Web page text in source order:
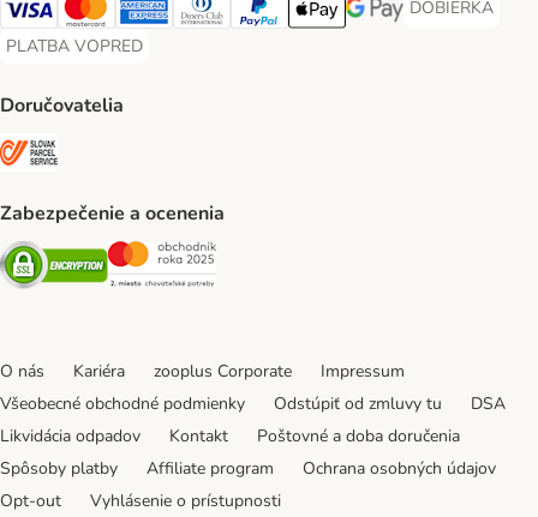
Visa Payment Method
Mastercard Payment Method
American Express Payment Method
Diners Club Payment Method
PayPal Payment Method
Apple Pay Payment Method
Google Pay Payment
DOBIERKA
DOBIERKA
PLATBA VOPRED
PLATBA VOPRED Payment Method
Doručovatelia
Zabezpečenie a ocenenia
Security Security
O nás Kariéra zooplus Corporate
Impressum
Všeobecné obchodné podmienky
Odstúpiť od zmluvy tu
DSA
Likvidácia odpadov
Kontakt
Poštovné a doba doručenia
Spôsoby platby
Affiliate program
Ochrana osobných údajov
Opt-out
Vyhlásenie o prístupnosti